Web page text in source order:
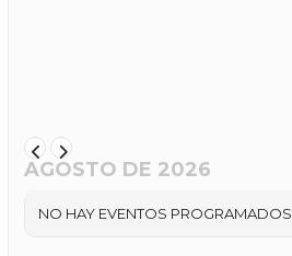
AGOSTO DE 2026
NO HAY EVENTOS PROGRAMADOS